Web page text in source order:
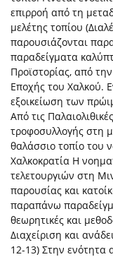
επιρροή από τη
μελέτης τοπίου
παρουσιάζονται
παραδείγματα
Προϊστορίας, από
Εποχής του Χαλκού.
εξοικείωση των
Από τις
τροφοσυλλογής στη
θαλάσσιο τοπίο του
Χαλκοκρατία Η
τελετουργιών στη
παρουσίας και
παραπάνω
θεωρητικές και
Διαχείριση και
12-13) Στην ενότητα